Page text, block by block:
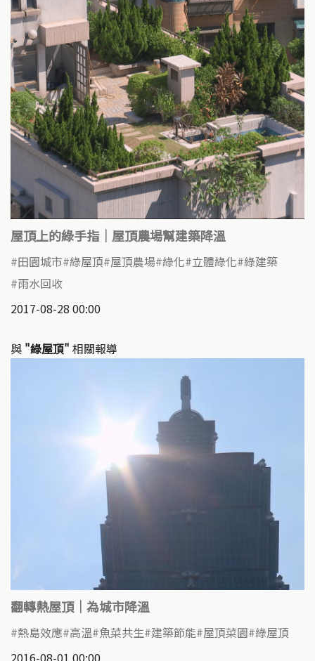
屋頂上的綠手指｜屋頂農場幫建築降溫
田園城市 綠屋頂 屋頂農場 綠化 立體綠化 綠建築
雨水回收
2017-08-28 00:00
與 "綠屋頂" 相關報導
翻轉熱屋頂｜為城市降溫
熱島效應 高溫 魚菜共生 建築節能 屋頂菜園 綠屋頂
2016-08-01 00:00